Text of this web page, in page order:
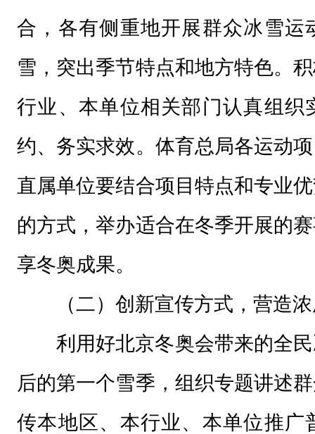
合，各有侧重地开展群众冰雪运
雪，突出季节特点和地方特色。
行业、本单位相关部门认真组织
约、务实求效。体育总局各运动
直属单位要结合项目特点和专业
的方式，举办适合在冬季开展的
享冬奥成果。
（二）创新宣传方式，营造
利用好北京冬奥会带来的全
后的第一个雪季，组织专题讲述
传本地区、本行业、本单位推广